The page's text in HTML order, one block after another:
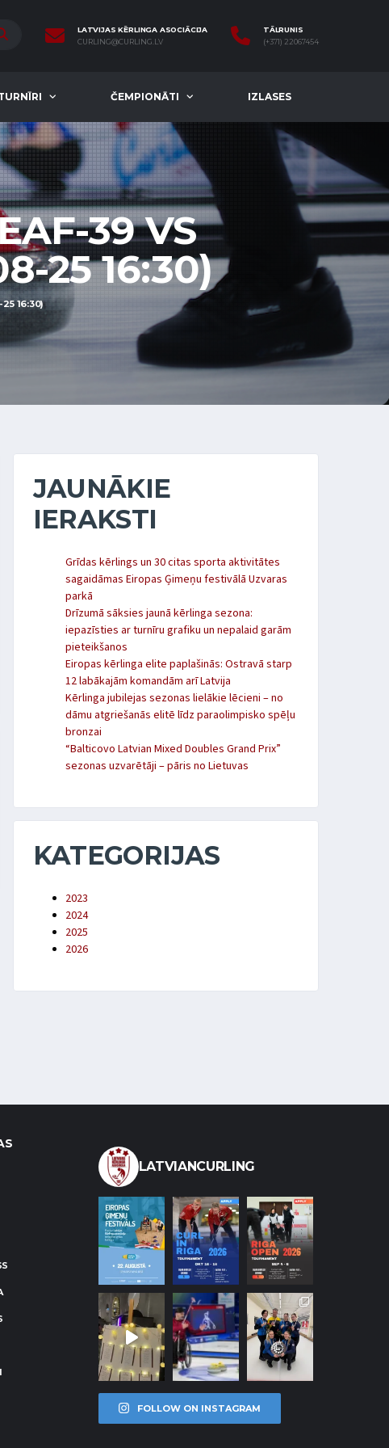
LATVIJAS KĒRLINGA ASOCIĀCIJA
CURLING@CURLING.LV
TĀLRUNIS
(+371) 22067454
ČEMPIONĀTI IZLASES
39 VS
25 16:30)
16:30)
JAUNĀKIE
IERAKSTI
Grīdas kērlings un 30 citas sporta aktivitātes
sagaidāmas Eiropas Ģimeņu festivālā Uzvaras
parkā
Drīzumā sāksies jaunā kērlinga sezona:
iepazīsties ar turnīru grafiku un nepalaid garām
pieteikšanos
Eiropas kērlinga elite paplašinās: Ostravā starp
12 labākajām komandām arī Latvija
Kērlinga jubilejas sezonas lielākie lēcieni – no
dāmu atgriešanās elitē līdz paraolimpisko spēļu
bronzai
“Balticovo Latvian Mixed Doubles Grand Prix”
sezonas uzvarētāji – pāris no Lietuvas
KATEGORIJAS
2023
2024
2025
2026
LATVIANCURLING
FOLLOW ON INSTAGRAM